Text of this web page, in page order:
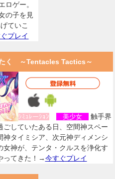
ロゲー。
の子を見
ていこ
プレイ
く ～Tentacles Tactics～
ｼﾐｭﾚーｼｮﾝ 美少女
触手界
ごしていたある日、空間神スペー
神タイミシア、次元神ディメンシ
女神が、テンタ・クルスを浄化す
ってきた！→今すぐプレイ